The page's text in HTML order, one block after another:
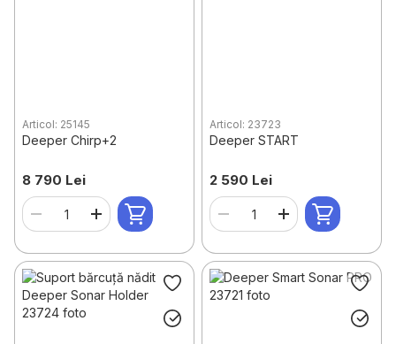
Articol: 25145
Deeper Chirp+2
8 790 Lei
Articol: 23723
Deeper START
2 590 Lei